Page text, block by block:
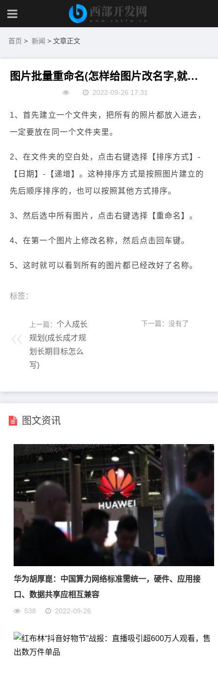
首页 > 新闻 > 文章正文
图片批量重命名(怎样给图片改名字,就是批量改,可以按顺序排列的)
2022-09-26 17:31
1、首先建立一个文件夹，把所有的照片都放入进去，
一定要放在同一个文件夹里。
2、在文件夹的空白处，点击右键选择【排序方式】-
【日期】-【递增】。这种排序方式是按照图片建立的
先后顺序排序的，也可以按照其他方式排序。
3、然后选中所有图片，点击右键选择【重命名】。
4、在第一个图片上修改名称，然后点击回车键。
5、这时就可以看到所有的图片都已经改好了名称。
标签：
上一篇： 个人成长
规划(成长成才规
划长期目标怎么
写)
下一篇：没有了
图文资讯
华为胡厚崑：中国算力网络标准需统一，硬件、应用接
口、数据共享应相互兼容
538 2022-09-26